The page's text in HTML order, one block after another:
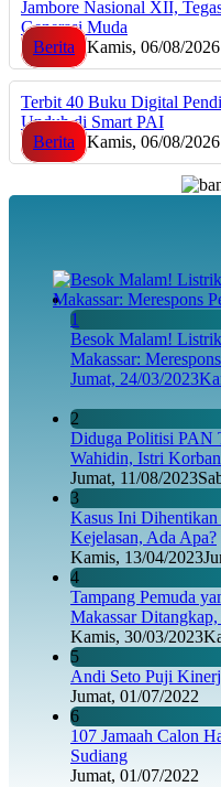
Jambore Nasional XII,
Generasi Muda
Berita
Kamis, 06/08/2026
Terbit 40 Buku Digital
Unduh di Smart PAI
Berita
Kamis, 06/08/2026
1
Besok Malam!
Makassar:
Jumat, 24/03/2023
2
Diduga Politisi PAN
Wahidin, Istri
Jumat, 11/08/2023
3
Kasus Ini Dihentikan
Kejelasan, Ada Apa?
Kamis, 13/04/2023
4
Tampang Pemuda
Makassar
Kamis, 30/03/2023
5
Andi Seto Puji
Jumat, 01/07/2022
6
107 Jamaah Calon
Sudiang
Jumat, 01/07/2022